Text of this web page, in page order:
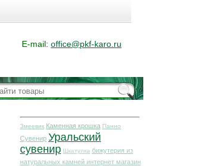
E-mail: office@pkf-karo.ru
Змеевик Каменная крошка Панно
Сувенир Уральский
сувенир Шкатулка бижутерия из
натуральных камней интернет магазин